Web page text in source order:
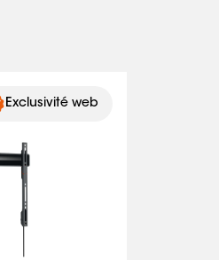
Exclusivité web